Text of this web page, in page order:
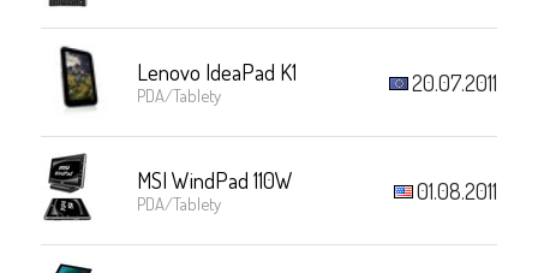
Lenovo IdeaPad K1
PDA/Tablety 20.07.2011
MSI WindPad 110W
PDA/Tablety 01.08.2011